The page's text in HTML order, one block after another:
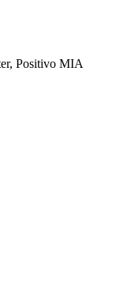
Positivo MIA